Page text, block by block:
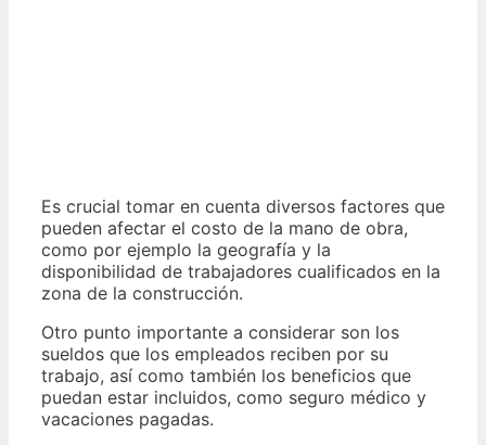
Es crucial tomar en cuenta diversos factores que
pueden afectar el costo de la mano de obra,
como por ejemplo la geografía y la
disponibilidad de trabajadores cualificados en la
zona de la construcción.
Otro punto importante a considerar son los
sueldos que los empleados reciben por su
trabajo, así como también los beneficios que
puedan estar incluidos, como seguro médico y
vacaciones pagadas.